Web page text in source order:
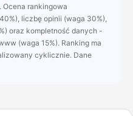
Ocena rankingowa
liczbę opinii (waga 30%),
oraz kompletność danych -
(waga 15%). Ranking ma
cyklicznie. Dane